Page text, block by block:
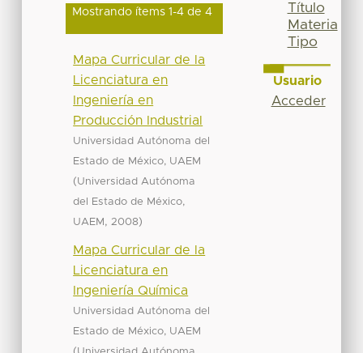
Mostrando ítems 1-4 de 4
Mapa Curricular de la
Licenciatura en
Ingeniería en
Producción Industrial
Universidad Autónoma del
Estado de México, UAEM
(Universidad Autónoma
del Estado de México,
UAEM , 2008)
Mapa Curricular de la
Licenciatura en
Ingeniería Química
Universidad Autónoma del
Estado de México, UAEM
Título
Materia
Tipo
Usuario
Acceder